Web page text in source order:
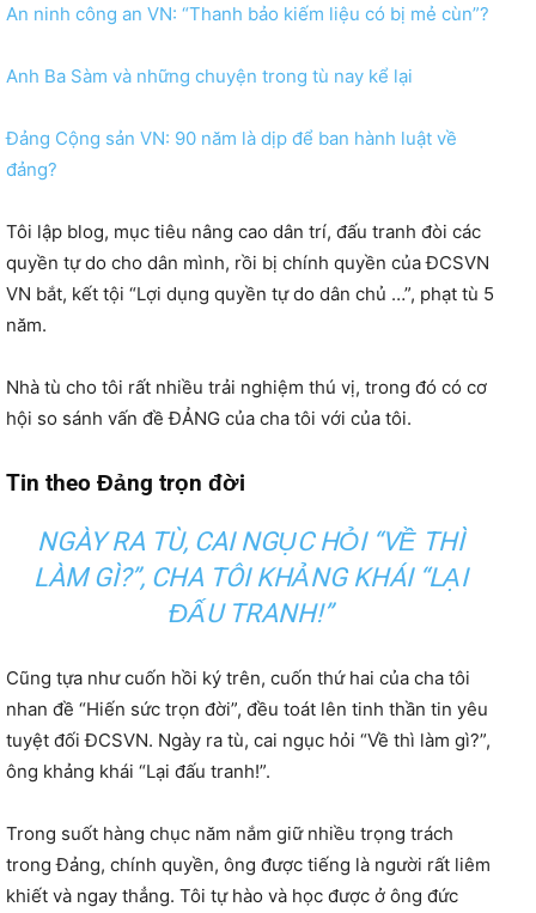
An ninh công an VN: “Thanh bảo kiếm liệu có bị mẻ cùn”?
Anh Ba Sàm và những chuyện trong tù nay kể lại
Đảng Cộng sản VN: 90 năm là dịp để ban hành luật về
đảng?
Tôi lập blog, mục tiêu nâng cao dân trí, đấu tranh đòi các
quyền tự do cho dân mình, rồi bị chính quyền của ĐCSVN
VN bắt, kết tội “Lợi dụng quyền tự do dân chủ …”, phạt tù 5
năm.
Nhà tù cho tôi rất nhiều trải nghiệm thú vị, trong đó có cơ
hội so sánh vấn đề ĐẢNG của cha tôi với của tôi.
Tin theo Đảng trọn đời
NGÀY RA TÙ, CAI NGỤC HỎI “VỀ THÌ
LÀM GÌ?”, CHA TÔI KHẢNG KHÁI “LẠI
ĐẤU TRANH!”
Cũng tựa như cuốn hồi ký trên, cuốn thứ hai của cha tôi
nhan đề “Hiến sức trọn đời”, đều toát lên tinh thần tin yêu
tuyệt đối ĐCSVN. Ngày ra tù, cai ngục hỏi “Về thì làm gì?”,
ông khảng khái “Lại đấu tranh!”.
Trong suốt hàng chục năm nắm giữ nhiều trọng trách
trong Đảng, chính quyền, ông được tiếng là người rất liêm
khiết và ngay thẳng. Tôi tự hào và học được ở ông đức